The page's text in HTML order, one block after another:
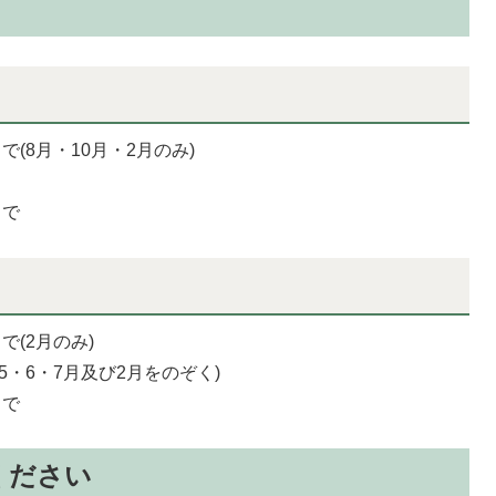
(8月・10月・2月のみ)
(2月のみ)
・6・7月及び2月をのぞく)
ださい